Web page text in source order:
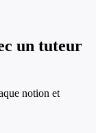
un tuteur
notion et